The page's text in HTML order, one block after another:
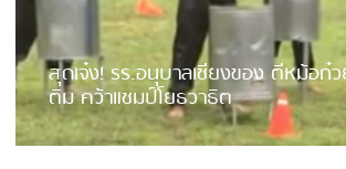
สุดเจ๋ง! รร.อนุบาลเชียงของ ตีหม้อก๋
ติม คว้าแชมป์โยธวาธิต